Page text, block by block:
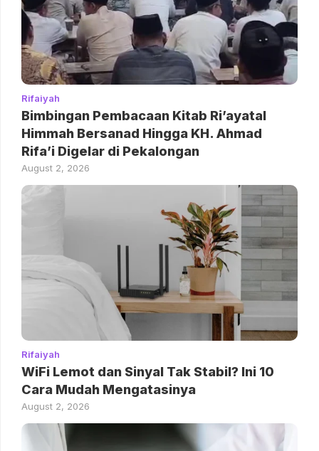
Rifaiyah
Bimbingan Pembacaan Kitab Ri’ayatal
Himmah Bersanad Hingga KH. Ahmad
Rifa’i Digelar di Pekalongan
August 2, 2026
Rifaiyah
WiFi Lemot dan Sinyal Tak Stabil? Ini 10
Cara Mudah Mengatasinya
August 2, 2026